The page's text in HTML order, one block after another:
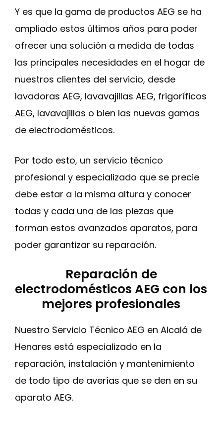
Y es que la gama de productos AEG se ha
ampliado estos últimos años para poder
ofrecer una solución a medida de todas
las principales necesidades en el hogar de
nuestros clientes del servicio, desde
lavadoras AEG, lavavajillas AEG, frigoríficos
AEG, lavavajillas o bien las nuevas gamas
de electrodomésticos.
Por todo esto, un servicio técnico
profesional y especializado que se precie
debe estar a la misma altura y conocer
todas y cada una de las piezas que
forman estos avanzados aparatos, para
poder garantizar su reparación.
Reparación de
electrodomésticos AEG con los
mejores profesionales
Nuestro Servicio Técnico AEG en Alcalá de
Henares está especializado en la
reparación, instalación y mantenimiento
de todo tipo de averías que se den en su
aparato AEG.